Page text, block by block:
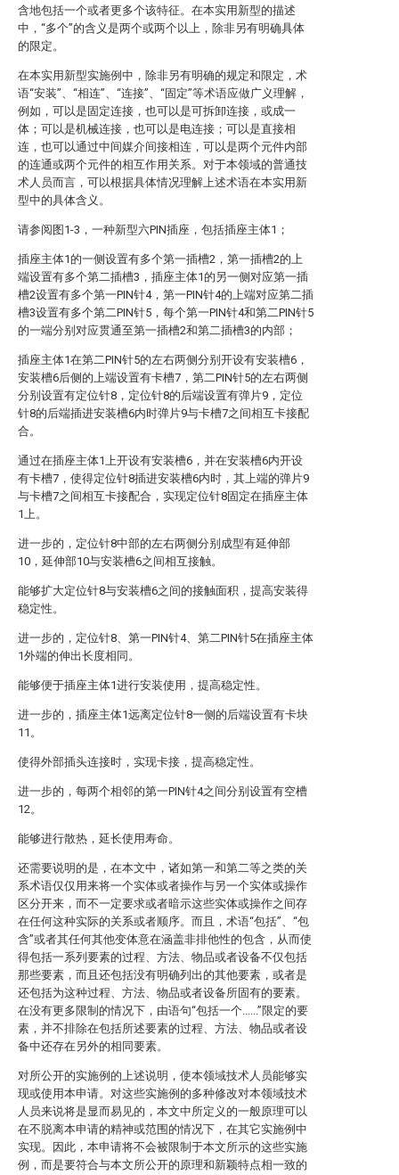
含地包括一个或者更多个该特征。在本实用新型的描述
中，“多个”的含义是两个或两个以上，除非另有明确具体
的限定。
在本实用新型实施例中，除非另有明确的规定和限定，术
语“安装”、“相连”、“连接”、“固定”等术语应做广义理解，
例如，可以是固定连接，也可以是可拆卸连接，或成一
体；可以是机械连接，也可以是电连接；可以是直接相
连，也可以通过中间媒介间接相连，可以是两个元件内部
的连通或两个元件的相互作用关系。对于本领域的普通技
术人员而言，可以根据具体情况理解上述术语在本实用新
型中的具体含义。
请参阅图1-3，一种新型六PIN插座，包括插座主体1；
插座主体1的一侧设置有多个第一插槽2，第一插槽2的上
端设置有多个第二插槽3，插座主体1的另一侧对应第一插
槽2设置有多个第一PIN针4，第一PIN针4的上端对应第二插
槽3设置有多个第二PIN针5，每个第一PIN针4和第二PIN针5
的一端分别对应贯通至第一插槽2和第二插槽3的内部；
插座主体1在第二PIN针5的左右两侧分别开设有安装槽6，
安装槽6后侧的上端设置有卡槽7，第二PIN针5的左右两侧
分别设置有定位针8，定位针8的后端设置有弹片9，定位
针8的后端插进安装槽6内时弹片9与卡槽7之间相互卡接配
合。
通过在插座主体1上开设有安装槽6，并在安装槽6内开设
有卡槽7，使得定位针8插进安装槽6内时，其上端的弹片9
与卡槽7之间相互卡接配合，实现定位针8固定在插座主体
1上。
进一步的，定位针8中部的左右两侧分别成型有延伸部
10，延伸部10与安装槽6之间相互接触。
能够扩大定位针8与安装槽6之间的接触面积，提高安装得
稳定性。
进一步的，定位针8、第一PIN针4、第二PIN针5在插座主体
1外端的伸出长度相同。
能够便于插座主体1进行安装使用，提高稳定性。
进一步的，插座主体1远离定位针8一侧的后端设置有卡块
11。
使得外部插头连接时，实现卡接，提高稳定性。
进一步的，每两个相邻的第一PIN针4之间分别设置有空槽
12。
能够进行散热，延长使用寿命。
还需要说明的是，在本文中，诸如第一和第二等之类的关
系术语仅仅用来将一个实体或者操作与另一个实体或操作
区分开来，而不一定要求或者暗示这些实体或操作之间存
在任何这种实际的关系或者顺序。而且，术语“包括”、“包
含”或者其任何其他变体意在涵盖非排他性的包含，从而使
得包括一系列要素的过程、方法、物品或者设备不仅包括
那些要素，而且还包括没有明确列出的其他要素，或者是
还包括为这种过程、方法、物品或者设备所固有的要素。
在没有更多限制的情况下，由语句“包括一个......”限定的要
素，并不排除在包括所述要素的过程、方法、物品或者设
备中还存在另外的相同要素。
对所公开的实施例的上述说明，使本领域技术人员能够实
现或使用本申请。对这些实施例的多种修改对本领域技术
人员来说将是显而易见的，本文中所定义的一般原理可以
在不脱离本申请的精神或范围的情况下，在其它实施例中
实现。因此，本申请将不会被限制于本文所示的这些实施
例，而是要符合与本文所公开的原理和新颖特点相一致的